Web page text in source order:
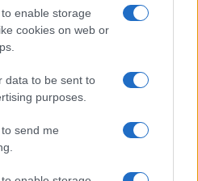
enable storage
cookies on web or
data to be sent to
purposes.
send me
al numero +39
nostre ultime news
News